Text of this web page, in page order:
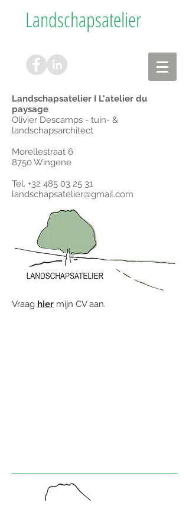
Landschapsatelier
Landschapsatelier I L'atelier du
paysage
Olivier Descamps - tuin- &
landschapsarchitect
Morellestraat 6
8750 Wingene
Tel. +32 485 03 25 31
landschapsatelier@gmail.com
Vraag hier mijn CV aan.